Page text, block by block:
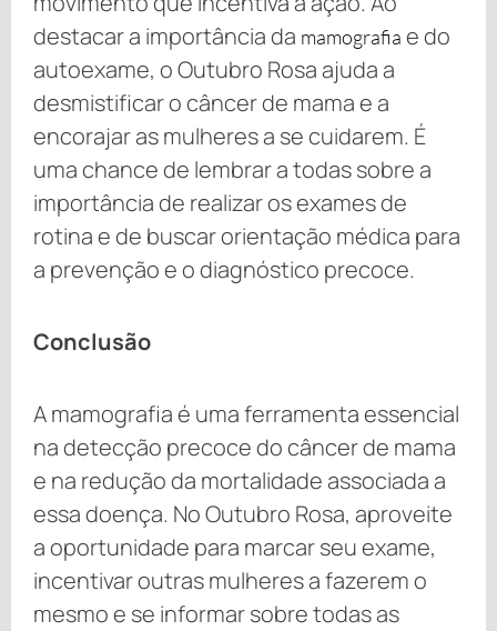
destacar a importância da mamografia e do
autoexame, o Outubro Rosa ajuda a
desmistificar o câncer de mama e a
encorajar as mulheres a se cuidarem. É
uma chance de lembrar a todas sobre a
importância de realizar os exames de
rotina e de buscar orientação médica para
a prevenção e o diagnóstico precoce.
Conclusão
A mamografia é uma ferramenta essencial
na detecção precoce do câncer de mama
e na redução da mortalidade associada a
essa doença. No Outubro Rosa, aproveite
a oportunidade para marcar seu exame,
incentivar outras mulheres a fazerem o
mesmo e se informar sobre todas as